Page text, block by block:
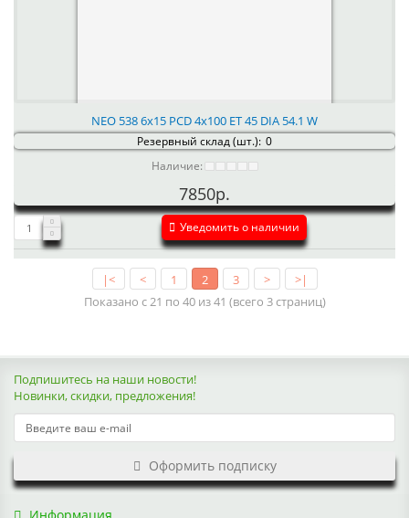
NEO 538 6x15 PCD 4x100 ET 45 DIA 54.1 W
Резервный склад (шт.): 0
Наличие:
7850р.
Уведомить о наличии
|< < 1 2 3 >
>|
Показано с 21 по 40 из 41 (всего 3 страниц)
Подпишитесь на наши новости!
Новинки, скидки, предложения!
Оформить подписку